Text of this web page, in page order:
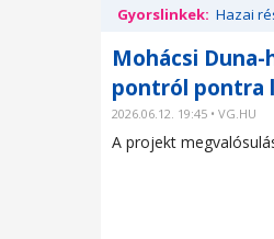
Gyorslinkek: Hazai
Mohácsi
pontról pontra
2026.06.12. 19:45 • VG.HU
A projekt